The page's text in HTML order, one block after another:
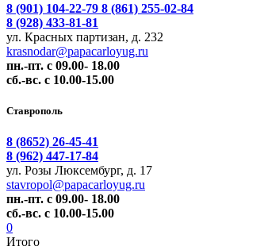
8 (901) 104-22-79 8 (861) 255-02-84
8 (928) 433-81-81
ул. Красных партизан, д. 232
krasnodar@papacarloyug.ru
пн.-пт. с 09.00- 18.00
сб.-вс. с 10.00-15.00
Ставрополь
8 (8652) 26-45-41
8 (962) 447-17-84
ул. Розы Люксембург, д. 17
stavropol@papacarloyug.ru
пн.-пт. с 09.00- 18.00
сб.-вс. с 10.00-15.00
0
Итого